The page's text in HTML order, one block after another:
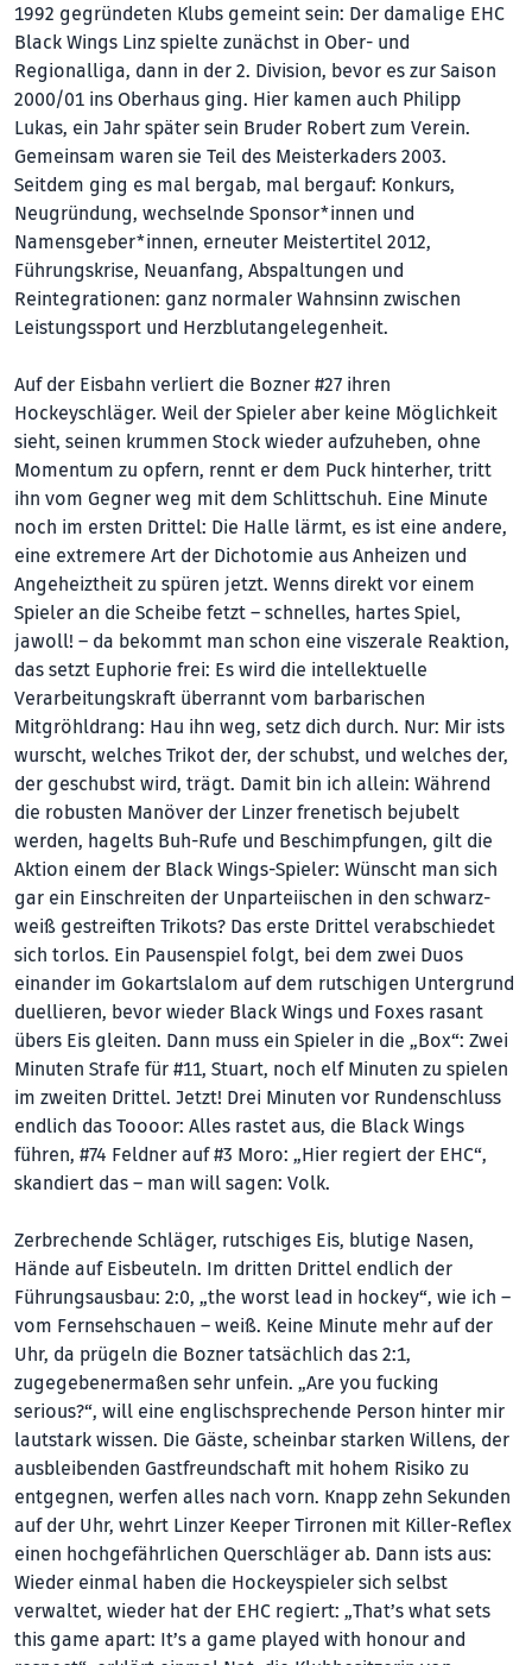
1992 gegründeten Klubs gemeint sein: Der damalige EHC
Black Wings Linz spielte zunächst in Ober- und
Regionalliga, dann in der 2. Division, bevor es zur Saison
2000/01 ins Oberhaus ging. Hier kamen auch Philipp
Lukas, ein Jahr später sein Bruder Robert zum Verein.
Gemeinsam waren sie Teil des Meisterkaders 2003.
Seitdem ging es mal bergab, mal bergauf: Konkurs,
Neugründung, wechselnde Sponsor*innen und
Namensgeber*innen, erneuter Meistertitel 2012,
Führungskrise, Neuanfang, Abspaltungen und
Reintegrationen: ganz normaler Wahnsinn zwischen
Leistungssport und Herzblutangelegenheit.
Auf der Eisbahn verliert die Bozner #27 ihren
Hockeyschläger. Weil der Spieler aber keine Möglichkeit
sieht, seinen krummen Stock wieder aufzuheben, ohne
Momentum zu opfern, rennt er dem Puck hinterher, tritt
ihn vom Gegner weg mit dem Schlittschuh. Eine Minute
noch im ersten Drittel: Die Halle lärmt, es ist eine andere,
eine extremere Art der Dichotomie aus Anheizen und
Angeheiztheit zu spüren jetzt. Wenns direkt vor einem
Spieler an die Scheibe fetzt – schnelles, hartes Spiel,
jawoll! – da bekommt man schon eine viszerale Reaktion,
das setzt Euphorie frei: Es wird die intellektuelle
Verarbeitungskraft überrannt vom barbarischen
Mitgröhldrang: Hau ihn weg, setz dich durch. Nur: Mir ists
wurscht, welches Trikot der, der schubst, und welches der,
der geschubst wird, trägt. Damit bin ich allein: Während
die robusten Manöver der Linzer frenetisch bejubelt
werden, hagelts Buh-Rufe und Beschimpfungen, gilt die
Aktion einem der Black Wings-Spieler: Wünscht man sich
gar ein Einschreiten der Unparteiischen in den schwarz-
weiß gestreiften Trikots? Das erste Drittel verabschiedet
sich torlos. Ein Pausenspiel folgt, bei dem zwei Duos
einander im Gokartslalom auf dem rutschigen Untergrund
duellieren, bevor wieder Black Wings und Foxes rasant
übers Eis gleiten. Dann muss ein Spieler in die „Box“: Zwei
Minuten Strafe für #11, Stuart, noch elf Minuten zu spielen
im zweiten Drittel. Jetzt! Drei Minuten vor Rundenschluss
endlich das Toooor: Alles rastet aus, die Black Wings
führen, #74 Feldner auf #3 Moro: „Hier regiert der EHC“,
skandiert das – man will sagen: Volk.
Zerbrechende Schläger, rutschiges Eis, blutige Nasen,
Hände auf Eisbeuteln. Im dritten Drittel endlich der
Führungsausbau: 2:0, „the worst lead in hockey“, wie ich –
vom Fernsehschauen – weiß. Keine Minute mehr auf der
Uhr, da prügeln die Bozner tatsächlich das 2:1,
zugegebenermaßen sehr unfein. „Are you fucking
serious?“, will eine englischsprechende Person hinter mir
lautstark wissen. Die Gäste, scheinbar starken Willens, der
ausbleibenden Gastfreundschaft mit hohem Risiko zu
entgegnen, werfen alles nach vorn. Knapp zehn Sekunden
auf der Uhr, wehrt Linzer Keeper Tirronen mit Killer-Reflex
einen hochgefährlichen Querschläger ab. Dann ists aus:
Wieder einmal haben die Hockeyspieler sich selbst
verwaltet, wieder hat der EHC regiert: „That’s what sets
this game apart: It’s a game played with honour and